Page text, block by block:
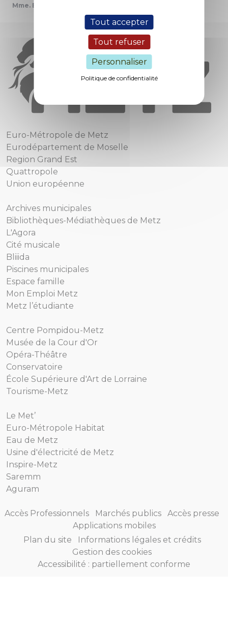
Tout accepter
Tout refuser
Personnaliser
Politique de confidentialité
Mme. Bori
Euro-Métropole de Metz
Eurodépartement de Moselle
Region Grand Est
Quattropole
Union européenne
Archives municipales
Bibliothèques-Médiathèques de Metz
L'Agora
Cité musicale
Bliiida
Piscines municipales
Espace famille
Mon Emploi Metz
Metz l’étudiante
Centre Pompidou-Metz
Musée de la Cour d'Or
Opéra-Théâtre
Conservatoire
École Supérieure d'Art de Lorraine
Tourisme-Metz
Le Met’
Euro-Métropole Habitat
Eau de Metz
Usine d'électricité de Metz
Inspire-Metz
Saremm
Aguram
Accès Professionnels Marchés publics
Accès presse
Applications mobiles
Plan du site
Informations légales et crédits
Gestion des cookies
Accessibilité : partiellement conforme